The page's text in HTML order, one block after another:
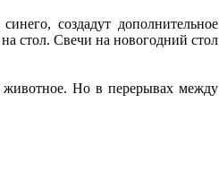
создадут дополнительное
стол. Свечи на новогодний стол
животное. Но в перерывах между